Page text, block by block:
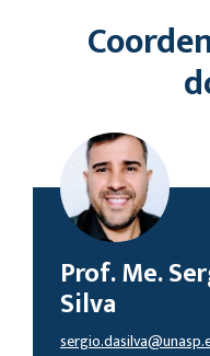
Prof. Me.
Silva